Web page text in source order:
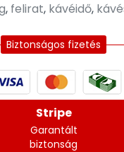
, felirat, kávéidő,
Biztonságos fizetés
Stripe
Garantált
biztonság